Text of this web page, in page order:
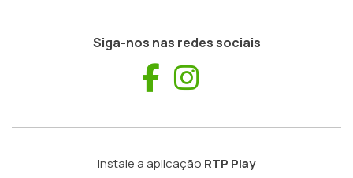
Siga-nos nas redes sociais
Facebook
Instale a aplicação RTP Play